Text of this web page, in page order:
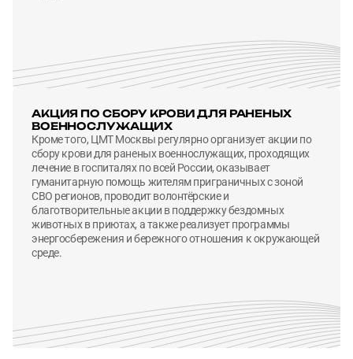
АКЦИЯ ПО СБОРУ КРОВИ ДЛЯ РАНЕНЫХ
ВОЕННОСЛУЖАЩИХ
Кроме того, ЦМТ Москвы регулярно организует акции по
сбору крови для раненых военнослужащих, проходящих
лечение в госпиталях по всей России, оказывает
гуманитарную помощь жителям приграничных с зоной
СВО регионов, проводит волонтёрские и
благотворительные акции в поддержку бездомных
животных в приютах, а также реализует программы
энергосбережения и бережного отношения к окружающей
среде.